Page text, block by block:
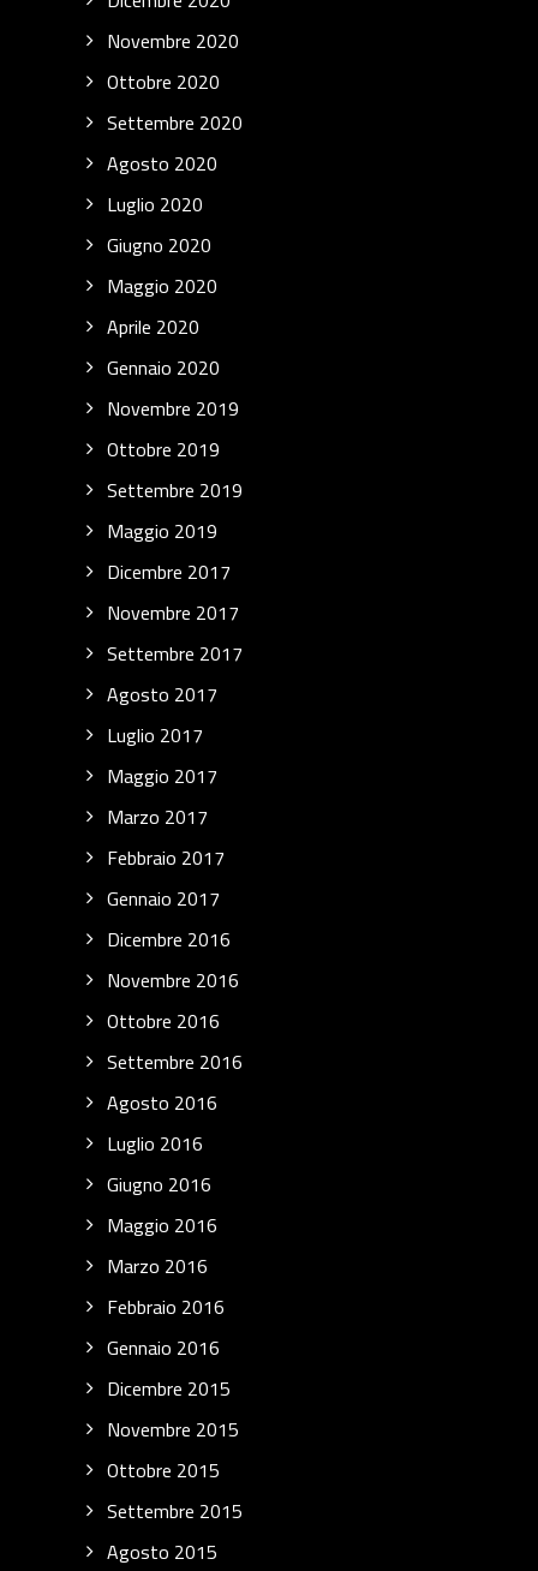
Novembre 2020
Ottobre 2020
Settembre 2020
Agosto 2020
Luglio 2020
Giugno 2020
Maggio 2020
Aprile 2020
Gennaio 2020
Novembre 2019
Ottobre 2019
Settembre 2019
Maggio 2019
Dicembre 2017
Novembre 2017
Settembre 2017
Agosto 2017
Luglio 2017
Maggio 2017
Marzo 2017
Febbraio 2017
Gennaio 2017
Dicembre 2016
Novembre 2016
Ottobre 2016
Settembre 2016
Agosto 2016
Luglio 2016
Giugno 2016
Maggio 2016
Marzo 2016
Febbraio 2016
Gennaio 2016
Dicembre 2015
Novembre 2015
Ottobre 2015
Settembre 2015
Agosto 2015